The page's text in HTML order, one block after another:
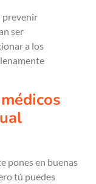
prevenir
ser
a los
pones en buenas
tú puedes